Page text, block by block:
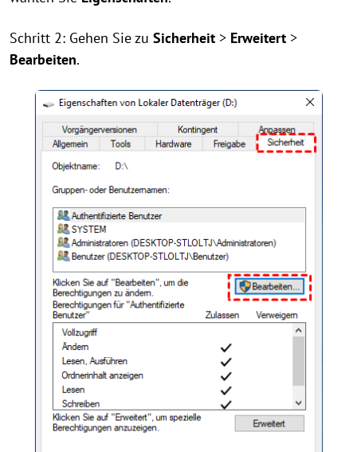
Schritt 2: Gehen Sie zu Sicherheit > Erweitert >
Bearbeiten.